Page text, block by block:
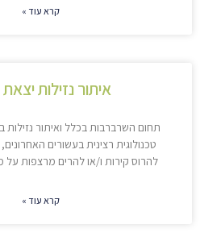
קרא עוד »
איתור נזילות
תחום השרברבות בכלל ואיתור
טכנולוגית רצינית בעשורים האחרונים,
להרוס קירות ו/או להרים מרצפות
קרא עוד »